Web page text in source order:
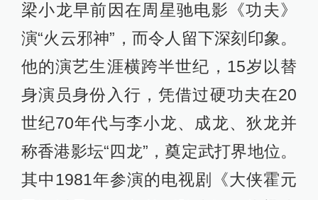
梁小龙早前因在周星驰电影《功夫》
演“火云邪神”，而令人留下深刻印象。
他的演艺生涯横跨半世纪，15岁以替
身演员身份入行，凭借过硬功夫在20
世纪70年代与李小龙、成龙、狄龙并
称香港影坛“四龙”，奠定武打界地位。
其中1981年参演的电视剧《大侠霍元